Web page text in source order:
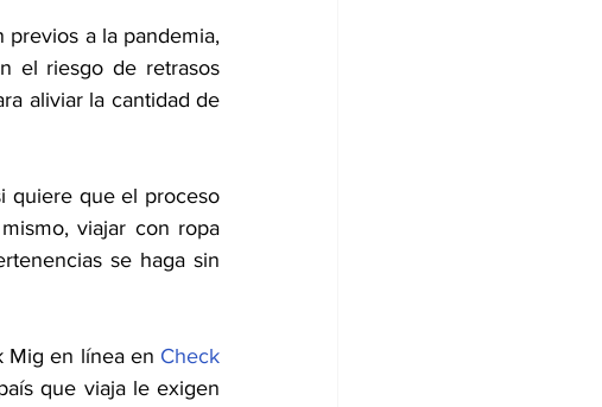
previos a la pandemia,
el riesgo de retrasos
aliviar la cantidad de
quiere que el proceso
viajar con ropa
se haga sin
Mig en línea en Check
que viaja le exigen